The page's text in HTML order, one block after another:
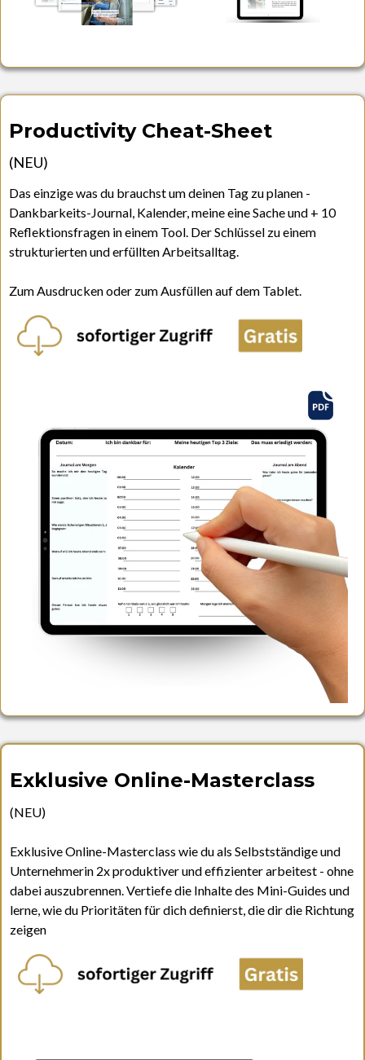
Productivity Cheat-Sheet
(NEU)
Das einzige was du brauchst um deinen Tag zu planen -
Dankbarkeits-Journal, Kalender, meine eine Sache und + 10
Reflektionsfragen in einem Tool. Der Schlüssel zu einem
strukturierten und erfüllten Arbeitsalltag.
Zum Ausdrucken oder zum Ausfüllen auf dem Tablet.
Exklusive Online-Masterclass
(NEU)
Exklusive Online-Masterclass wie du als Selbstständige und
Unternehmerin 2x produktiver und effizienter arbeitest - ohne
dabei auszubrennen. Vertiefe die Inhalte des Mini-Guides und
lerne, wie du Prioritäten für dich definierst, die dir die Richtung
zeigen